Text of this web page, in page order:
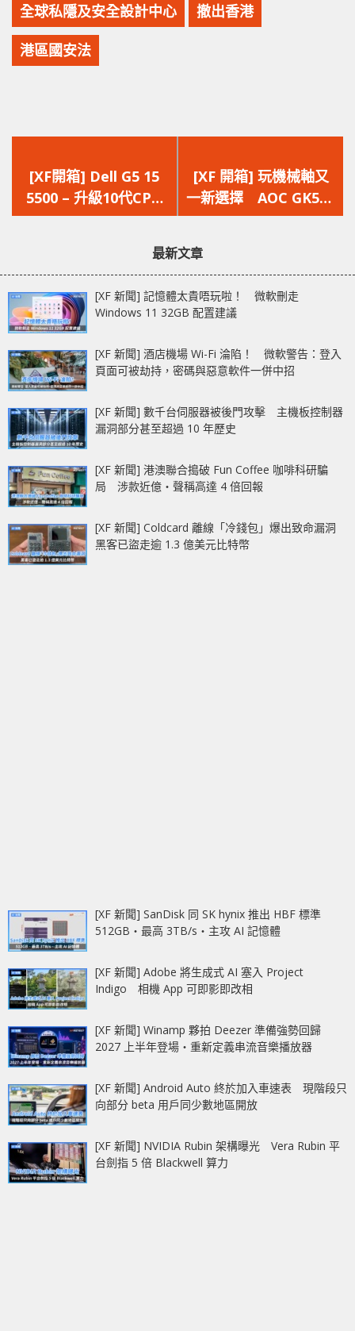
全球私隱及安全設計中心 撤出香港
港區國安法
一
篇
文
[XF開箱] Dell G5 15
5500 – 升級10代CPU
有144Hz屏幕及Killer
一
篇
文
[XF 開箱] 玩機械軸又
一新選擇 AOC GK500
Outemu 青軸機械鍵盤
最新文章
[XF 新聞] 記憶體太貴唔玩啦！ 微軟刪走
Windows 11 32GB 配置建議
[XF 新聞] 酒店機場 Wi-Fi 淪陷！ 微軟警告：登入
頁面可被劫持，密碼與惡意軟件一併中招
[XF 新聞] 數千台伺服器被後門攻擊 主機板控制器
漏洞部分甚至超過 10 年歷史
[XF 新聞] 港澳聯合搗破 Fun Coffee 咖啡科研騙
局 涉款近億‧聲稱高達 4 倍回報
[XF 新聞] Coldcard 離線「冷錢包」爆出致命漏洞
黑客已盜走逾 1.3 億美元比特幣
[XF 新聞] SanDisk 同 SK hynix 推出 HBF 標準
512GB‧最高 3TB/s‧主攻 AI 記憶體
[XF 新聞] Adobe 將生成式 AI 塞入 Project
Indigo 相機 App 可即影即改相
[XF 新聞] Winamp 夥拍 Deezer 準備強勢回歸
2027 上半年登場‧重新定義串流音樂播放器
[XF 新聞] Android Auto 終於加入車速表 現階段只
向部分 beta 用戶同少數地區開放
[XF 新聞] NVIDIA Rubin 架構曝光 Vera Rubin 平
台劍指 5 倍 Blackwell 算力